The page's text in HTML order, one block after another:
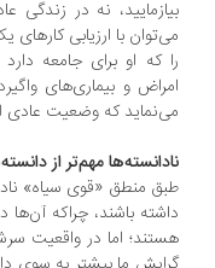
نه در زندگی
با ارزیابی کار‌های یک
که او برای جامعه دارد
و بیماری‌های واگیردار،
که وضعیت عادی ارزش
مهم‌تر از دانسته‌ها
منطق «قوی سیاه»
باشند، چراکه آن‌ها دارای
اما در واقعیت سرشت